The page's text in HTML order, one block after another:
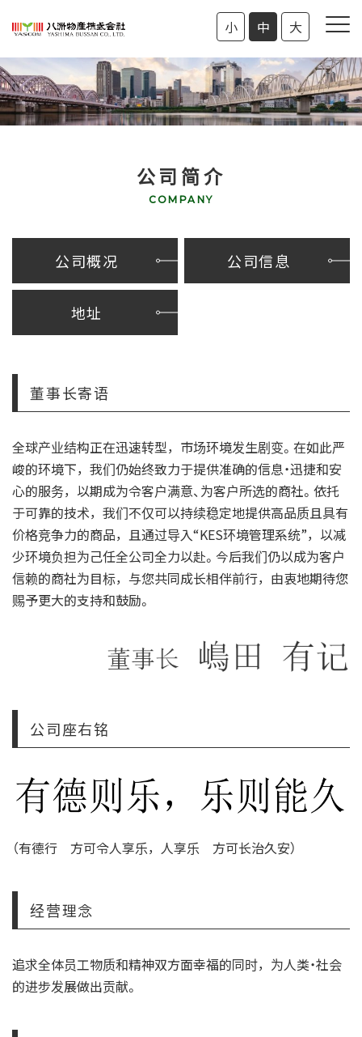
小 中 大
公司简介
COMPANY
公司概况 公司信息
地址
董事长寄语
全球产业结构正在迅速转型，市场环境发生剧变。在如此严
峻的环境下，我们仍始终致力于提供准确的信息・迅捷和安
心的服务，以期成为令客户满意、为客户所选的商社。依托
于可靠的技术，我们不仅可以持续稳定地提供高品质且具有
价格竞争力的商品，且通过导入“KES环境管理系统”，以减
少环境负担为己任全公司全力以赴。今后我们仍以成为客户
信赖的商社为目标，与您共同成长相伴前行，由衷地期待您
赐予更大的支持和鼓励。
公司座右铭
（有德行 方可令人享乐，人享乐 方可长治久安）
经营理念
追求全体员工物质和精神双方面幸福的同时，为人类・社会
的进步发展做出贡献。